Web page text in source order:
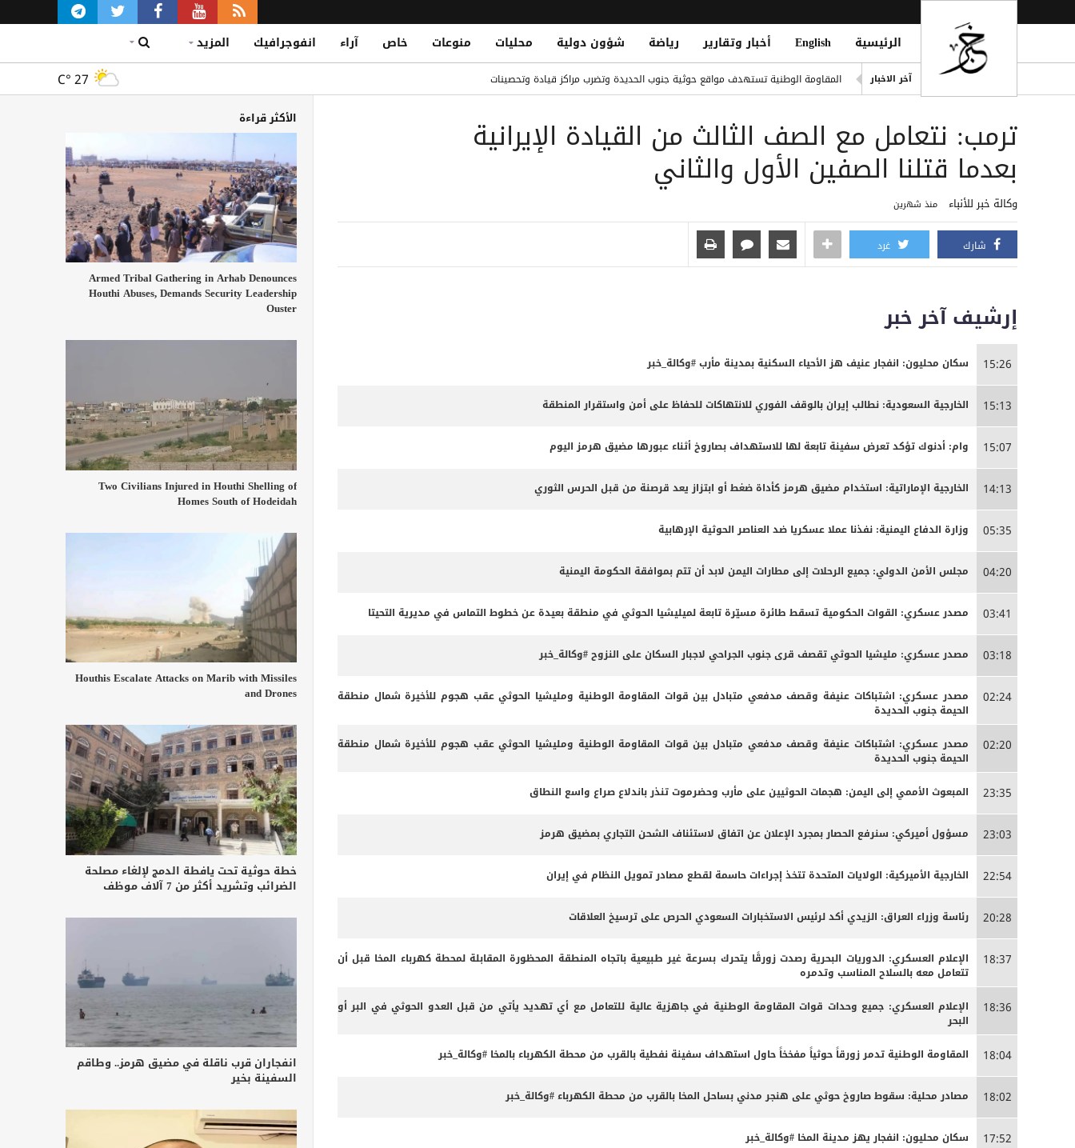
الرئيسية English أخبار وتقارير رياضة شؤون دولية محليات منوعات خاص آراء انفوجرافيك المزيد
آخر الاخبار
المقاومة الوطنية تستهدف مواقع حوثية جنوب الحديدة وتضرب مراكز قيادة وتحصينات
تجدد الاشتباكات في جبهات تعز والقوات الحكومية تقصف مواقع حوثية
حمزة عبد الكريم على أعتاب يوم تاريخي مع برشلونة: فرصة ذهبية للتألق
صفقة تاريخية: ديوماندي يتربع على عرش أغلى اللاعبين الأفارقة بانتقاله لريال مدريد
C° 27
ترمب: نتعامل مع الصف الثالث من القيادة الإيرانية
بعدما قتلنا الصفين الأول والثاني
وكالة خبر للأنباء منذ شهرين
شارك غرد
إرشيف آخر خبر
15:26 سكان محليون: انفجار عنيف هز الأحياء السكنية بمدينة مأرب #وكالة_خبر
15:13 الخارجية السعودية: نطالب إيران بالوقف الفوري للانتهاكات للحفاظ على أمن واستقرار المنطقة
15:07 وام: أدنوك تؤكد تعرض سفينة تابعة لها للاستهداف بصاروخ أثناء عبورها مضيق هرمز اليوم
14:13 الخارجية الإماراتية: استخدام مضيق هرمز كأداة ضغط أو ابتزاز يعد قرصنة من قبل الحرس الثوري
05:35 وزارة الدفاع اليمنية: نفذنا عملا عسكريا ضد العناصر الحوثية الإرهابية
04:20 مجلس الأمن الدولي: جميع الرحلات إلى مطارات اليمن لابد أن تتم بموافقة الحكومة اليمنية
03:41 مصدر عسكري: القوات الحكومية تسقط طائرة مسيّرة تابعة لميليشيا الحوثي في منطقة بعيدة عن خطوط التماس في مديرية التحيتا
03:18 مصدر عسكري: مليشيا الحوثي تقصف قرى جنوب الجراحي لاجبار السكان على النزوح #وكالة_خبر
02:24
مصدر عسكري: اشتباكات عنيفة وقصف مدفعي متبادل بين قوات المقاومة الوطنية ومليشيا الحوثي عقب هجوم للأخيرة شمال منطقة
الحيمة جنوب الحديدة
02:20
مصدر عسكري: اشتباكات عنيفة وقصف مدفعي متبادل بين قوات المقاومة الوطنية ومليشيا الحوثي عقب هجوم للأخيرة شمال منطقة
الحيمة جنوب الحديدة
23:35 المبعوث الأممي إلى اليمن: هجمات الحوثيين على مأرب وحضرموت تنذر باندلاع صراع واسع النطاق
23:03 مسؤول أميركي: سنرفع الحصار بمجرد الإعلان عن اتفاق لاستئناف الشحن التجاري بمضيق هرمز
22:54 الخارجية الأميركية: الولايات المتحدة تتخذ إجراءات حاسمة لقطع مصادر تمويل النظام في إيران
20:28 رئاسة وزراء العراق: الزيدي أكد لرئيس الاستخبارات السعودي الحرص على ترسيخ العلاقات
18:37
الإعلام العسكري: الدوريات البحرية رصدت زورقًا يتحرك بسرعة غير طبيعية باتجاه المنطقة المحظورة المقابلة لمحطة كهرباء المخا قبل أن
تتعامل معه بالسلاح المناسب وتدمره
18:36
الإعلام العسكري: جميع وحدات قوات المقاومة الوطنية في جاهزية عالية للتعامل مع أي تهديد يأتي من قبل العدو الحوثي في البر أو
البحر
18:04 المقاومة الوطنية تدمر زورقاً حوثياً مفخخاً حاول استهداف سفينة نفطية بالقرب من محطة الكهرباء بالمخا #وكالة_خبر
18:02 مصادر محلية: سقوط صاروخ حوثي على هنجر مدني بساحل المخا بالقرب من محطة الكهرباء #وكالة_خبر
17:52 سكان محليون: انفجار يهز مدينة المخا #وكالة_خبر
الأكثر قراءة
Armed Tribal Gathering in Arhab Denounces
Houthi Abuses, Demands Security Leadership
Ouster
Two Civilians Injured in Houthi Shelling of
Homes South of Hodeidah
Houthis Escalate Attacks on Marib with Missiles
and Drones
خطة حوثية تحت يافطة الدمج لإلغاء مصلحة
الضرائب وتشريد أكثر من 7 آلاف موظف
انفجاران قرب ناقلة في مضيق هرمز.. وطاقم
السفينة بخير